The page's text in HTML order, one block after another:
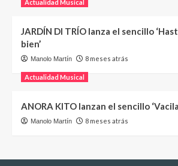
Actualidad Musical
JARDÍN DI TRÍO lanza el sencillo
bien’
Manolo Martín 8 meses atrás
Actualidad Musical
ANORA KITO lanzan el sencillo
Manolo Martín 8 meses atrás